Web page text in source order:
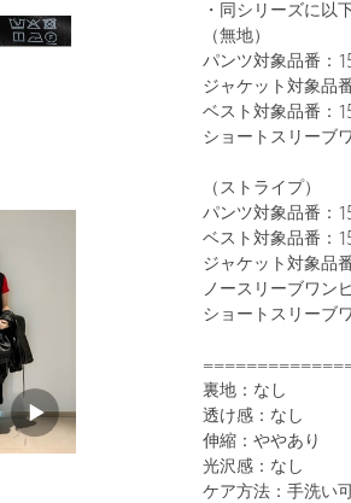
・同シリーズに以
（無地）
パンツ対象品番：
ジャケット対象品
ベスト対象品番：
ショートスリーブ
（ストライプ）
パンツ対象品番：
ベスト対象品番：
ジャケット対象品
ノースリーブワン
ショートスリーブ
裏地：なし
透け感：なし
伸縮：ややあり
光沢感：なし
ケア方法：手洗い可